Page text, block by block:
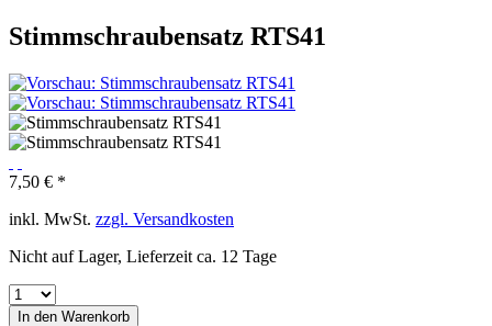
Stimmschraubensatz RTS41
7,50 € *
inkl. MwSt. zzgl. Versandkosten
Nicht auf Lager, Lieferzeit ca. 12 Tage
In den Warenkorb